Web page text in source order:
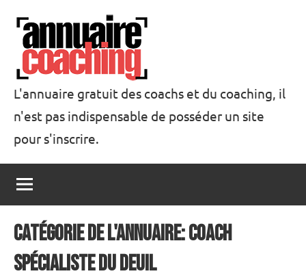
contenu
Annuaire
Coaching
L'annuaire gratuit des coachs et du coaching, il
n'est pas indispensable de posséder un site
pour s'inscrire.
catégorie de l'annuaire: Coach
spécialiste du deuil